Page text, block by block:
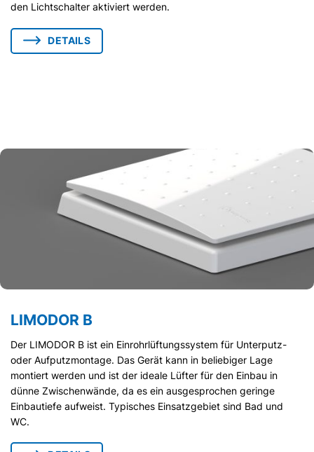
den Lichtschalter aktiviert werden.
DETAILS
LIMODOR B
Der LIMODOR B ist ein Einrohrlüftungssystem für Unterputz-
oder Aufputzmontage. Das Gerät kann in beliebiger Lage
montiert werden und ist der ideale Lüfter für den Einbau in
dünne Zwischenwände, da es ein ausgesprochen geringe
Einbautiefe aufweist. Typisches Einsatzgebiet sind Bad und
WC.